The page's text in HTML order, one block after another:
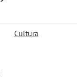
Cultura